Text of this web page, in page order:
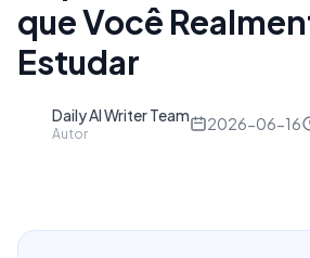
que Você
Estudar
Daily AI Writer Team
Autor
2026-06-16